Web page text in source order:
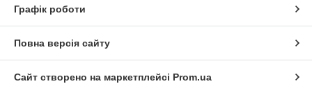
Графік роботи
Повна версія сайту
Сайт створено на маркетплейсі Prom.ua